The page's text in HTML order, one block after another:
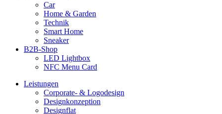
Car
Home & Garden
Technik
Smart Home
Sneaker
B2B-Shop
LED Lightbox
NFC Menu Card
Leistungen
Corporate- & Logodesign
Designkonzeption
Designflat